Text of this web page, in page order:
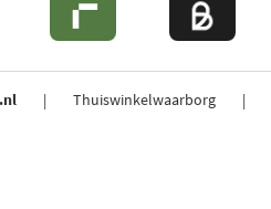
Thuiswinkelwaarborg